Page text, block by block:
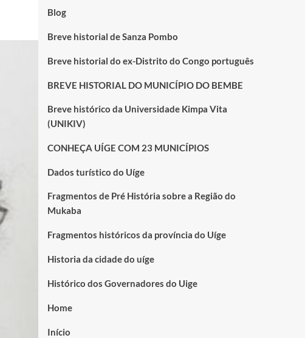
Blog
Breve historial de Sanza Pombo
Breve historial do ex-Distrito do Congo português
BREVE HISTORIAL DO MUNICÍPIO DO BEMBE
Breve histórico da Universidade Kimpa Vita
(UNIKIV)
CONHEÇA UÍGE COM 23 MUNICÍPIOS
Dados turístico do Uíge
Fragmentos de Pré História sobre a Região do
Mukaba
Fragmentos históricos da província do Uíge
Historia da cidade do uíge
Histórico dos Governadores do Uige
Home
Início